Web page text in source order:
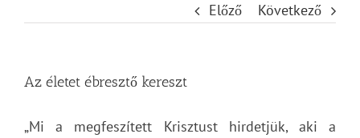
Előző Következő
Az életet ébresztő kereszt
„Mi a megfeszített Krisztust hirdetjük, aki a